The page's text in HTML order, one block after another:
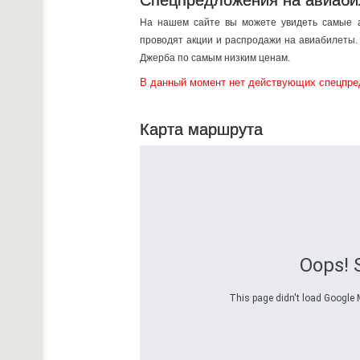
На нашем сайте вы можете увидеть самые
проводят акции и распродажи на авиабилеты.
Джерба по самым низким ценам.
В данный момент нет действующих
Карта маршрута
Oops!
This page didn't load Google